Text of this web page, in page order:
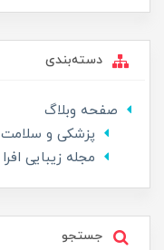
دسته‌بندی
صفحه وبلاگ
پزشکی و سلامت
مجله زیبایی افرا
جستجو